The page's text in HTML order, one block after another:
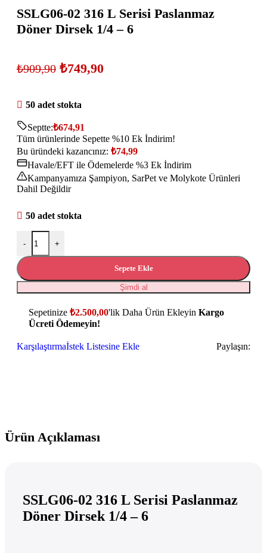
SSLG06-02 316 L Serisi Paslanmaz
Döner Dirsek 1/4 – 6
₺909,90 ₺749,90
50 adet stokta
Septte:₺674,91
Tüm ürünlerinde Sepette %10 Ek İndirim!
Bu üründeki kazancınız: ₺74,99
Havale/EFT ile Ödemelerde %3 Ek İndirim
Kampanyamıza Şampiyon, SarPet ve Molykote Ürünleri
Dahil Değildir
50 adet stokta
- +
Sepete Ekle
Şimdi al
Sepetinize ₺2.500,00'lik Daha Ürün Ekleyin Kargo
Ücreti Ödemeyin!
Karşılaştırmaİstek Listesine Ekle Paylaşın:
Ürün Açıklaması
SSLG06-02 316 L Serisi Paslanmaz
Döner Dirsek 1/4 – 6